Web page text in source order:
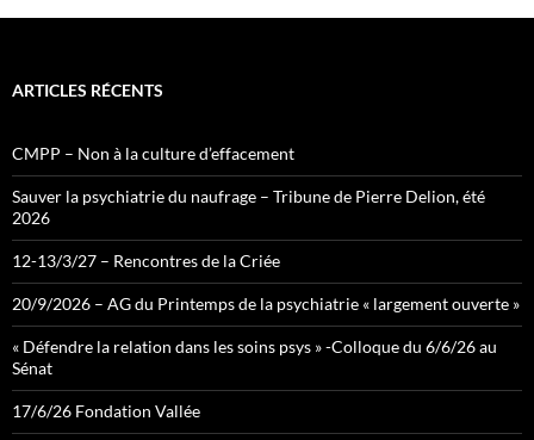
ARTICLES RÉCENTS
CMPP – Non à la culture d’effacement
Sauver la psychiatrie du naufrage – Tribune de Pierre Delion, été
2026
12-13/3/27 – Rencontres de la Criée
20/9/2026 – AG du Printemps de la psychiatrie « largement ouverte »
« Défendre la relation dans les soins psys » -Colloque du 6/6/26 au
Sénat
17/6/26 Fondation Vallée